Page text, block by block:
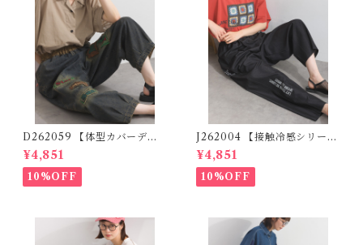
D262059 【体型カバーデニ
ムシリーズ】 パッチワークロ
ゴデニムパンツ / Patchwork
Logo Denim Pants
¥4,851
10%OFF
J262004 【接触冷感シリー
ズ】 ツイルワーク風ロゴパン
ツ / Cool Touch Twill Work
Logo Pants (残りわずか)
¥4,851
10%OFF